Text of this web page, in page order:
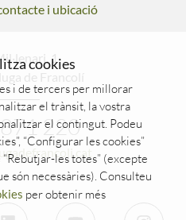
i ubicació
1
de Francolí
220
cookies
i de tercers per millorar
el trànsit, la vostra
el contingut. Podeu
“Configurar les cookies”
les totes” (excepte
són necessàries). Consulteu
per obtenir més